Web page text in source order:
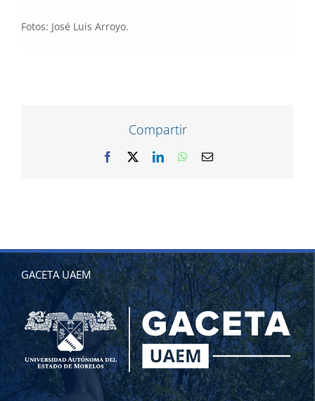
Fotos: José Luis Arroyo.
Compartir
Facebook LinkedInWhatsApp
Correo
GACETA UAEM